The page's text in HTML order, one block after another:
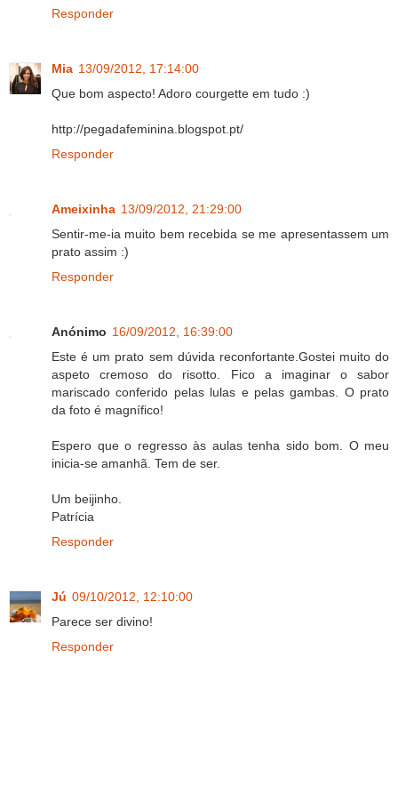
Responder
Mia 13/09/2012, 17:14:00
Que bom aspecto! Adoro courgette em tudo :)
http://pegadafeminina.blogspot.pt/
Responder
Ameixinha 13/09/2012, 21:29:00
Sentir-me-ia muito bem recebida se me apresentassem um
prato assim :)
Responder
Anónimo 16/09/2012, 16:39:00
Este é um prato sem dúvida reconfortante.Gostei muito do
aspeto cremoso do risotto. Fico a imaginar o sabor
mariscado conferido pelas lulas e pelas gambas. O prato
da foto é magnífico!
Espero que o regresso às aulas tenha sido bom. O meu
inicia-se amanhã. Tem de ser.
Um beijinho.
Patrícia
Responder
Jú 09/10/2012, 12:10:00
Parece ser divino!
Responder